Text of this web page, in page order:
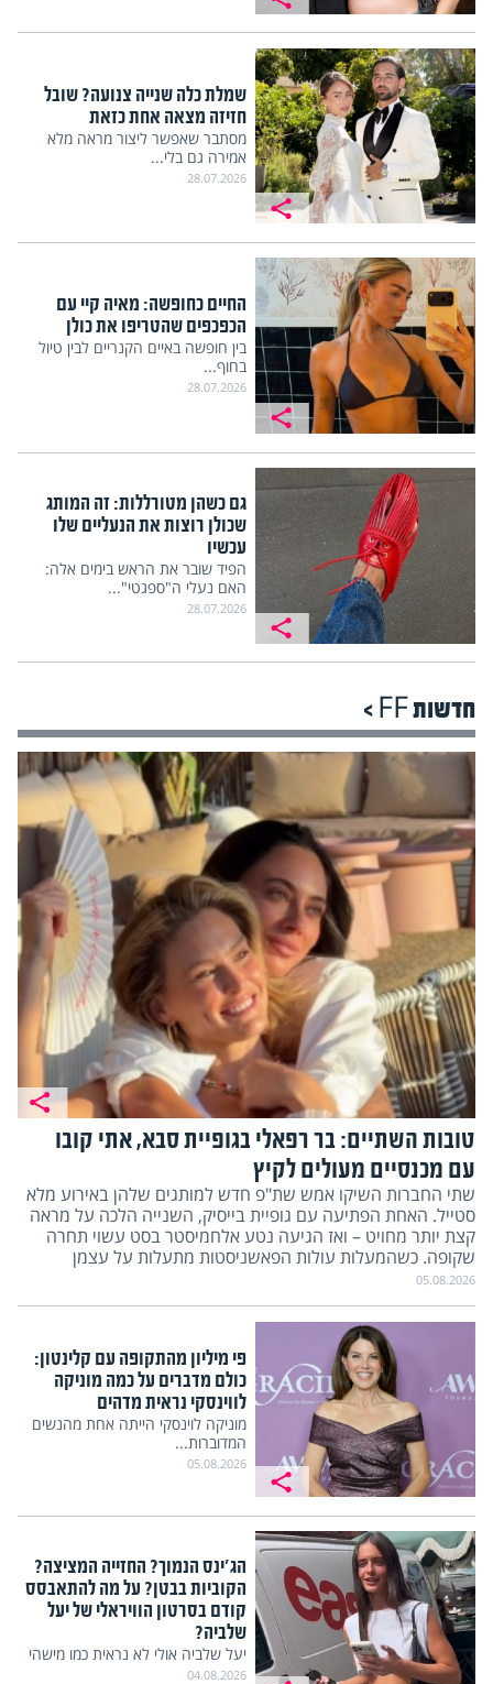
שמלת כלה שנייה צנועה? שובל
חזיזה מצאה אחת כזאת
מסתבר שאפשר ליצור מראה מלא
אמירה גם בלי...
28.07.2026
החיים כחופשה: מאיה קיי עם
הכפכפים שהטריפו את כולן
בין חופשה באיים הקנריים לבין טיול
בחוף...
28.07.2026
גם כשהן מטורללות: זה המותג
שכולן רוצות את הנעליים שלו
עכשיו
הפיד שובר את הראש בימים אלה:
האם נעלי ה"ספגטי"...
28.07.2026
חדשות FF >
טובות השתיים: בר רפאלי בגופיית סבא, אתי קובו
עם מכנסיים מעולים לקיץ
שתי החברות השיקו אמש שת"פ חדש למותגים שלהן באירוע מלא
סטייל. האחת הפתיעה עם גופיית בייסיק, השנייה הלכה על מראה
קצת יותר מחויט – ואז הגיעה נטע אלחמיסטר בסט עשוי תחרה
שקופה. כשהמעלות עולות הפאשניסטות מתעלות על עצמן
05.08.2026
פי מיליון מהתקופה עם קלינטון:
כולם מדברים על כמה מוניקה
לווינסקי נראית מדהים
מוניקה לוינסקי הייתה אחת מהנשים
המדוברות...
05.08.2026
הג'ינס הנמוך? החזייה המציצה?
הקוביות בבטן? על מה להתאבסס
קודם בסרטון הוויראלי של יעל
שלביה?
יעל שלביה אולי לא נראית כמו מישהי
שיש לה...
04.08.2026